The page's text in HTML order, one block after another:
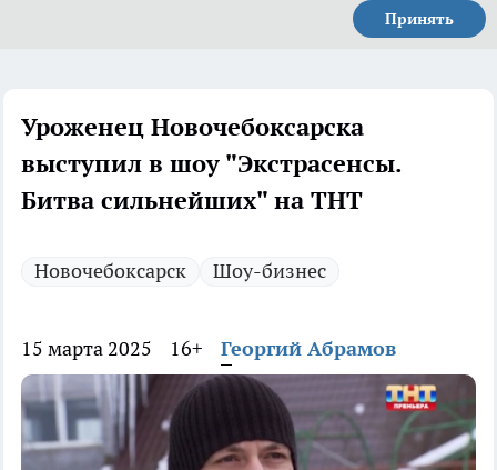
Принять
Уроженец Новочебоксарска
выступил в шоу "Экстрасенсы.
Битва сильнейших" на ТНТ
Новочебоксарск Шоу-бизнес
15 марта 2025 16+ Георгий Абрамов